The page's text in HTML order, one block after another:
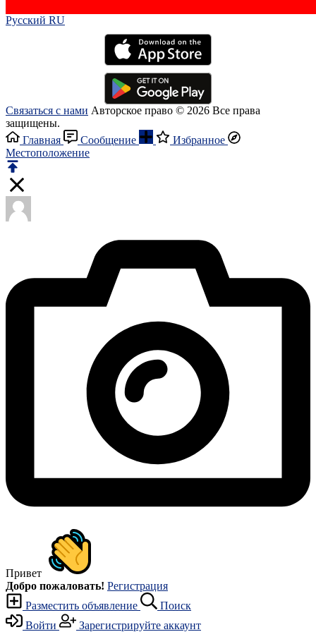
Русский RU‎
Связаться с нами Авторское право © 2026 Все права
защищены.
Главная
Сообщение
Избранное
Местоположение
Привет
Добро пожаловать! Регистрация
Разместить объявление
Поиск
Войти
Зарегистрируйте аккаунт